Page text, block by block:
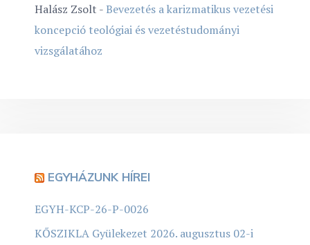
Halász Zsolt -Bevezetés a karizmatikus vezetési
koncepció teológiai és vezetéstudományi
vizsgálatához
EGYHÁZUNK HÍREI
EGYH-KCP-26-P-0026
KŐSZIKLA Gyülekezet 2026. augusztus 02-i